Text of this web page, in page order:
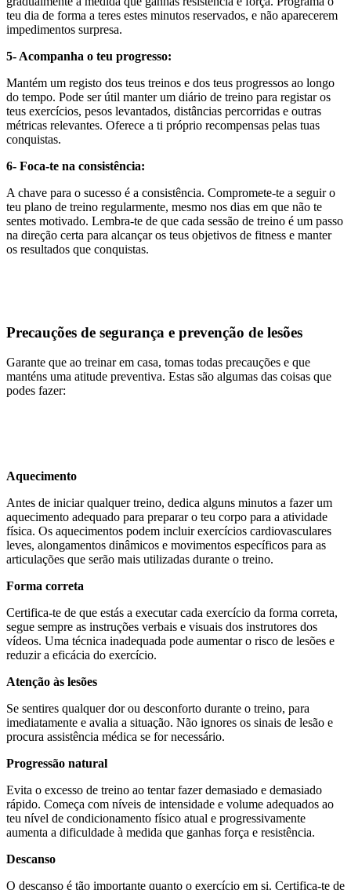
teu dia de forma a teres estes minutos reservados, e não aparecerem
impedimentos surpresa.
5- Acompanha o teu progresso:
Mantém um registo dos teus treinos e dos teus progressos ao longo
do tempo. Pode ser útil manter um diário de treino para registar os
teus exercícios, pesos levantados, distâncias percorridas e outras
métricas relevantes. Oferece a ti próprio recompensas pelas tuas
conquistas.
6- Foca-te na consistência:
A chave para o sucesso é a consistência. Compromete-te a seguir o
teu plano de treino regularmente, mesmo nos dias em que não te
sentes motivado. Lembra-te de que cada sessão de treino é um passo
na direção certa para alcançar os teus objetivos de fitness e manter
os resultados que conquistas.
Precauções de segurança e prevenção de lesões
Garante que ao treinar em casa, tomas todas precauções e que
manténs uma atitude preventiva. Estas são algumas das coisas que
podes fazer:
Aquecimento
Antes de iniciar qualquer treino, dedica alguns minutos a fazer um
aquecimento adequado para preparar o teu corpo para a atividade
física. Os aquecimentos podem incluir exercícios cardiovasculares
leves, alongamentos dinâmicos e movimentos específicos para as
articulações que serão mais utilizadas durante o treino.
Forma correta
Certifica-te de que estás a executar cada exercício da forma correta,
segue sempre as instruções verbais e visuais dos instrutores dos
vídeos. Uma técnica inadequada pode aumentar o risco de lesões e
reduzir a eficácia do exercício.
Atenção às lesões
Se sentires qualquer dor ou desconforto durante o treino, para
imediatamente e avalia a situação. Não ignores os sinais de lesão e
procura assistência médica se for necessário.
Progressão natural
Evita o excesso de treino ao tentar fazer demasiado e demasiado
rápido. Começa com níveis de intensidade e volume adequados ao
teu nível de condicionamento físico atual e progressivamente
aumenta a dificuldade à medida que ganhas força e resistência.
Descanso
O descanso é tão importante quanto o exercício em si. Certifica-te de